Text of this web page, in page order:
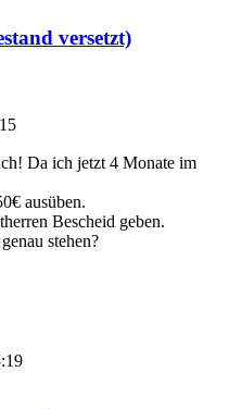
versetzt)
Da ich jetzt 4 Monate im
ausüben.
Bescheid geben.
stehen?